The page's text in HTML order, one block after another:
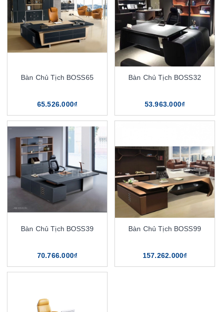
Bàn Chủ Tịch BOSS65
65.526.000₫
Bàn Chủ Tịch BOSS32
53.963.000₫
Bàn Chủ Tịch BOSS39
70.766.000₫
Bàn Chủ Tịch BOSS99
157.262.000₫